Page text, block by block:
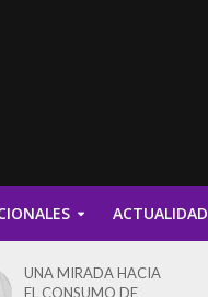
ACTUALIDAD
UNA MIRADA HACIA
EL CONSUMO DE